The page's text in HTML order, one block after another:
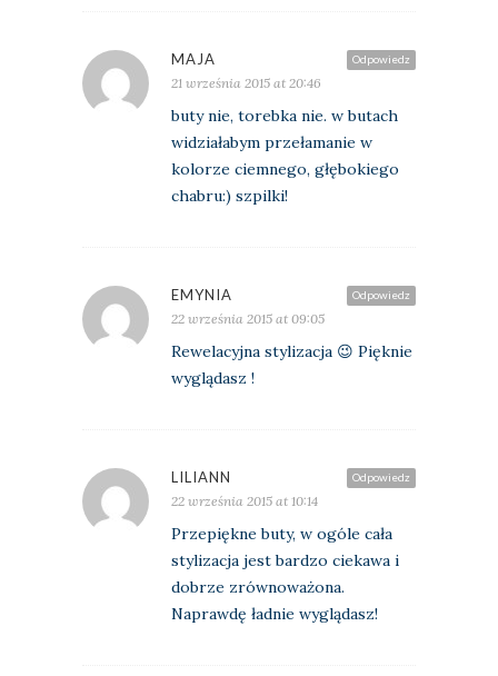
Odpowiedz
MAJA
21 września 2015 at 20:46
buty nie, torebka nie. w butach
widziałabym przełamanie w
kolorze ciemnego, głębokiego
chabru:) szpilki!
Odpowiedz
EMYNIA
22 września 2015 at 09:05
Rewelacyjna stylizacja 😉 Pięknie
wyglądasz !
Odpowiedz
LILIANN
22 września 2015 at 10:14
Przepiękne buty, w ogóle cała
stylizacja jest bardzo ciekawa i
dobrze zrównoważona.
Naprawdę ładnie wyglądasz!